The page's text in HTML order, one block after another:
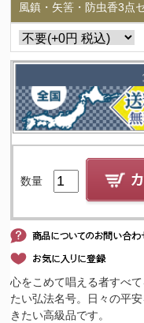
風鎮・矢筈・防虫香3点
数量
心をこめて唱える者すべ
たい弘法名号。日々の平
きたい高級品です。